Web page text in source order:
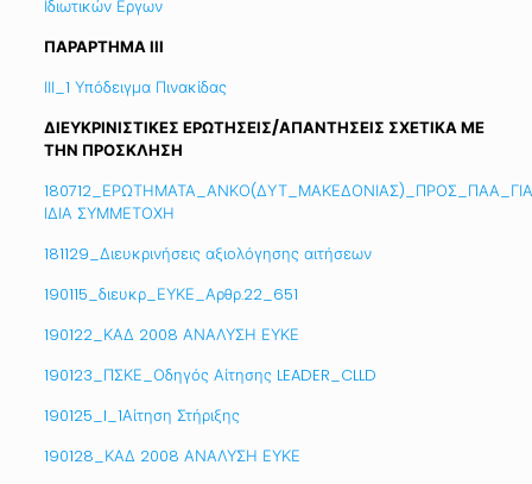
Ιδιωτικών Εργων
ΠΑΡΑΡΤΗΜΑ ΙΙΙ
ΙΙΙ_1 Υπόδειγμα Πινακίδας
ΔΙΕΥΚΡΙΝΙΣΤΙΚΕΣ ΕΡΩΤΗΣΕΙΣ/ΑΠΑΝΤΗΣΕΙΣ ΣΧΕΤΙΚΑ ΜΕ
ΤΗΝ ΠΡΟΣΚΛΗΣΗ
180712_ΕΡΩΤΗΜΑΤΑ_ΑΝΚΟ(ΔΥΤ_ΜΑΚΕΔΟΝΙΑΣ)_ΠΡΟΣ_ΠΑΑ_ΓΙΑ
ΙΔΙΑ ΣΥΜΜΕΤΟΧΗ
181129_Διευκρινήσεις αξιολόγησης αιτήσεων
190115_διευκρ_ΕΥΚΕ_Αρθρ.22_651
190122_ΚΑΔ 2008 ΑΝΑΛΥΣΗ ΕΥΚΕ
190123_ΠΣΚΕ_Οδηγός Αίτησης LEADER_CLLD
190125_I_1Αίτηση Στήριξης
190128_ΚΑΔ 2008 ΑΝΑΛΥΣΗ ΕΥΚΕ